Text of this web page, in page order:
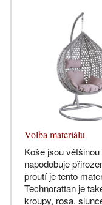
Volba materiálu
Koše jsou
napodobuje
proutí je tento
Technorattan je
kroupy, rosa,